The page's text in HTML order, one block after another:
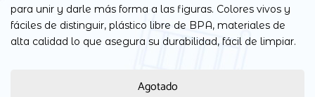
para unir y darle más forma a las figuras. Colores vivos y
fáciles de distinguir, plástico libre de BPA, materiales de
alta calidad lo que asegura su durabilidad, fácil de limpiar.
Agotado